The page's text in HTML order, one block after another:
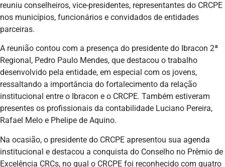
reuniu conselheiros, vice-presidentes, representantes do CRCPE
nos municípios, funcionários e convidados de entidades
parceiras.
A reunião contou com a presença do presidente do Ibracon 2ª
Regional, Pedro Paulo Mendes, que destacou o trabalho
desenvolvido pela entidade, em especial com os jovens,
ressaltando a importância do fortalecimento da relação
institucional entre o Ibracon e o CRCPE. Também estiveram
presentes os profissionais da contabilidade Luciano Pereira,
Rafael Melo e Phelipe de Aquino.
Na ocasião, o presidente do CRCPE apresentou sua agenda
institucional e destacou a conquista do Conselho no Prêmio de
Excelência CRCs, no qual o CRCPE foi reconhecido com quatro